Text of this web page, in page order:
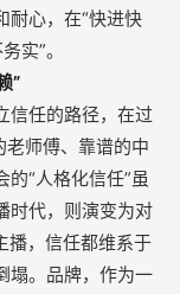
耐心，在“快进快
实”。
”
信任的路径，在过
师傅、靠谱的中
“人格化信任”虽
时代，则演变为对
播，信任都维系于
塌。品牌，作为一